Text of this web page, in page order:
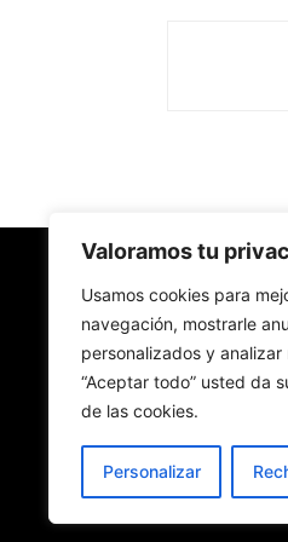
Valoramos tu
Usamos cookies para
navegación, mostrarle
personalizados y
“Aceptar todo” usted da
de las cookies.
Personalizar
Una mirada
- Colectivos de